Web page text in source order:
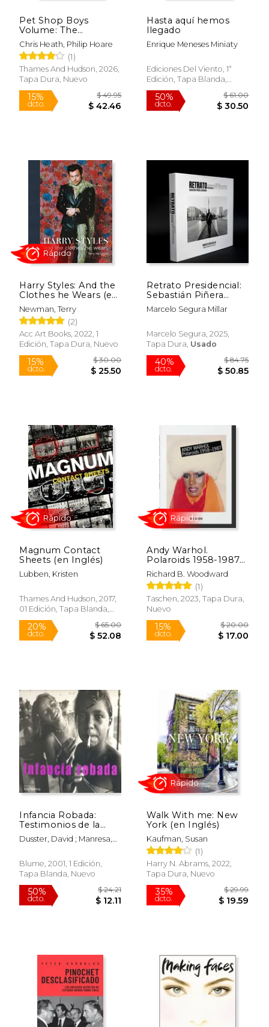
Pet Shop Boys
Volume: The
complete visual
record (Hardback) (en
Inglés)
Chris Heath, Philip Hoare
(1)
Thames And Hudson, 2026,
Tapa Dura, Nuevo
15%
dcto.
$ 49.95
$ 42.46
Rápido
Hasta aquí hemos
llegado
Enrique Meneses Miniaty
Ediciones Del Viento, 1ª
Edición, Tapa Blanda,
Nuevo
50%
dcto.
Harry Styles: And the
Clothes he Wears (en
Inglés)
Newman, Terry
(2)
Acc Art Books, 2022, 1
Edición, Tapa Dura, Nuevo
15% $ 30.00
Retrato Presidencial:
Sebastián Piñera
Echenique
Marcelo Segura Millar
Marcelo Segura, 2025,
Tapa Dura, Usado
40%
Magnum Contact
Sheets (en Inglés)
Lubben, Kristen
Thames And Hudson, 2017,
01 Edición, Tapa Blanda,
Nuevo
20%
dcto. $ 52.08
Rápido
Andy Warhol.
Polaroids 1958-1987
(en Inglés)
Richard B. Woodward
(1)
Taschen, 2023, Tapa Dura,
Nuevo
15%
dcto.
Rápido
Infancia Robada:
Testimonios de la
Explotacion Sexual
Infantil
Dusster, David ; Manresa,
Blume, 2001, 1 Edición,
Tapa Blanda, Nuevo
Walk With me: New
York (en Inglés)
Kaufman, Susan
(1)
Harry N. Abrams, 2022,
Tapa Dura, Nuevo
Rápido